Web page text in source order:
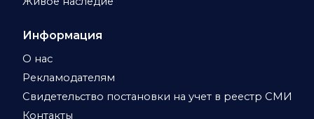
Информация
О нас
Рекламодателям
Свидетельство постановки на учет в реестр СМИ
Контакты